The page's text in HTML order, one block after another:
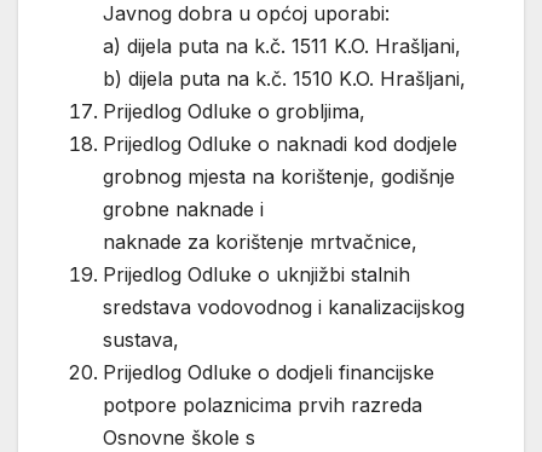
Javnog dobra u općoj uporabi:
a) dijela puta na k.č. 1511 K.O. Hrašljani,
b) dijela puta na k.č. 1510 K.O. Hrašljani,
Prijedlog Odluke o grobljima,
Prijedlog Odluke o naknadi kod dodjele
grobnog mjesta na korištenje, godišnje
grobne naknade i
naknade za korištenje mrtvačnice,
Prijedlog Odluke o uknjižbi stalnih
sredstava vodovodnog i kanalizacijskog
sustava,
Prijedlog Odluke o dodjeli financijske
potpore polaznicima prvih razreda
Osnovne škole s